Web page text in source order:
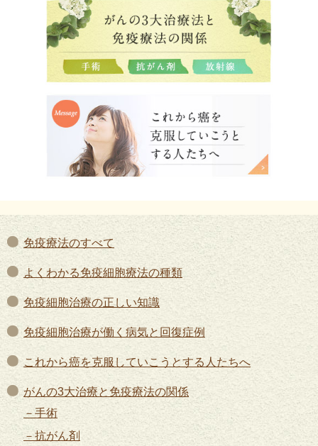
免疫療法のすべて
よくわかる免疫細胞療法の種類
免疫細胞治療の正しい知識
免疫細胞治療が働く病気と回復症例
これから癌を克服していこうとする人たちへ
がんの3大治療と免疫療法の関係
手術
抗がん剤